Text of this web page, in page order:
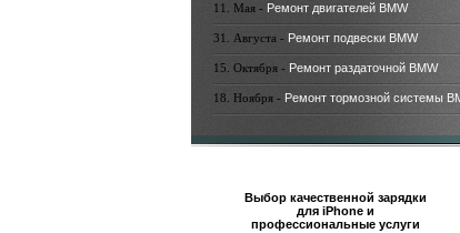
11. Мая - Ремонт двигателей BMW
31. Августа - Ремонт подвески BMW
15. Октября - Ремонт раздаточной BMW
18. Ноября - Ремонт тормозной системы
Выбор качественной зарядки
для iPhone и
профессиональные услуги